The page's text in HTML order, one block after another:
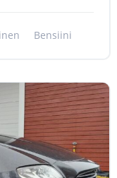
Bensiini